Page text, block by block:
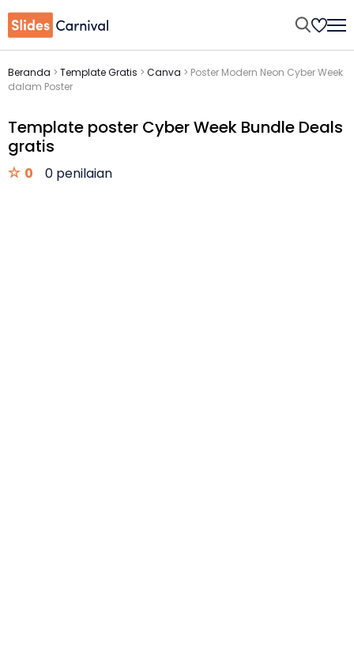
Beranda > Template Gratis > Canva > Poster Modern Neon Cyber Week
dalam Poster
Template poster Cyber Week Bundle Deals
gratis
0 0 penilaian